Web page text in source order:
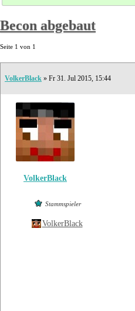
Becon abgebaut
Seite 1 von 1
VolkerBlack » Fr 31. Jul 2015, 15:44
VolkerBlack
Stammspieler
VolkerBlack